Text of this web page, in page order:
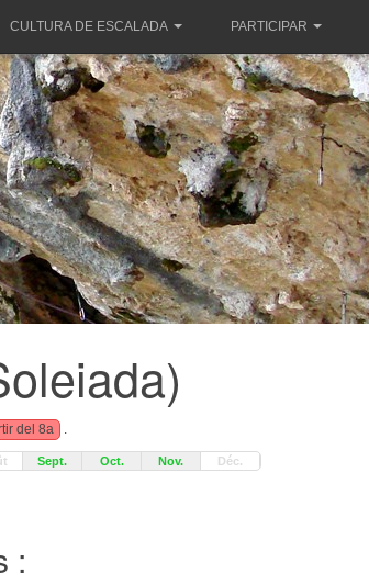
CULTURA DE ESCALADA PARTICIPAR
del 8a .
Sept. Oct. Nov. Déc.
: